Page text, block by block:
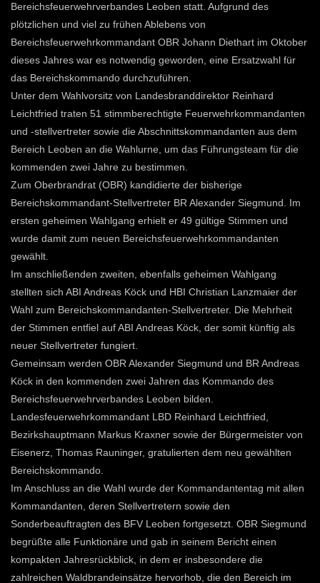
Bereichsfeuerwehrverbandes Leoben statt. Aufgrund des
plötzlichen und viel zu frühen Ablebens von
Bereichsfeuerwehrkommandant OBR Johann Diethart im Oktober
dieses Jahres war es notwendig geworden, eine Ersatzwahl für
das Bereichskommando durchzuführen.
Unter dem Wahlvorsitz von Landesbranddirektor Reinhard
Leichtfried traten 51 stimmberechtigte Feuerwehrkommandanten
und -stellvertreter sowie die Abschnittskommandanten aus dem
Bereich Leoben an die Wahlurne, um das Führungsteam für die
kommenden zwei Jahre zu bestimmen.
Zum Oberbrandrat (OBR) kandidierte der bisherige
Bereichskommandant-Stellvertreter BR Alexander Siegmund. Im
ersten geheimen Wahlgang erhielt er 49 gültige Stimmen und
wurde damit zum neuen Bereichsfeuerwehrkommandanten
gewählt.
Im anschließenden zweiten, ebenfalls geheimen Wahlgang
stellten sich ABI Andreas Köck und HBI Christian Lanzmaier der
Wahl zum Bereichskommandanten-Stellvertreter. Die Mehrheit
der Stimmen entfiel auf ABI Andreas Köck, der somit künftig als
neuer Stellvertreter fungiert.
Gemeinsam werden OBR Alexander Siegmund und BR Andreas
Köck in den kommenden zwei Jahren das Kommando des
Bereichsfeuerwehrverbandes Leoben bilden.
Landesfeuerwehrkommandant LBD Reinhard Leichtfried,
Bezirkshauptmann Markus Kraxner sowie der Bürgermeister von
Eisenerz, Thomas Rauninger, gratulierten dem neu gewählten
Bereichskommando.
Im Anschluss an die Wahl wurde der Kommandantentag mit allen
Kommandanten, deren Stellvertretern sowie den
Sonderbeauftragten des BFV Leoben fortgesetzt. OBR Siegmund
begrüßte alle Funktionäre und gab in seinem Bericht einen
kompakten Jahresrückblick, in dem er insbesondere die
zahlreichen Waldbrandeinsätze hervorhob, die den Bereich im